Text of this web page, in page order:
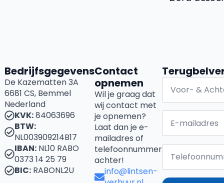
Bedrijfsgegevens
De Kazematten 3A
6681 CS, Bemmel
Nederland
KVK:84063696
BTW:
NL003909214B17
IBAN:NL10 RABO
0373 14 25 79
BIC:RABONL2U
Contact
opnemen
Wil je graag dat
wij contact met
je opnemen?
Laat dan je e-
mailadres of
telefoonnummer
achter!
info@lintsen-